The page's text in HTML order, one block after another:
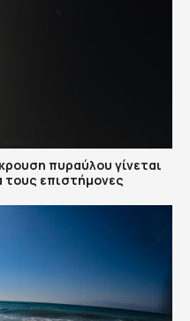
πυραύλου γίνεται
τους επιστήμονες